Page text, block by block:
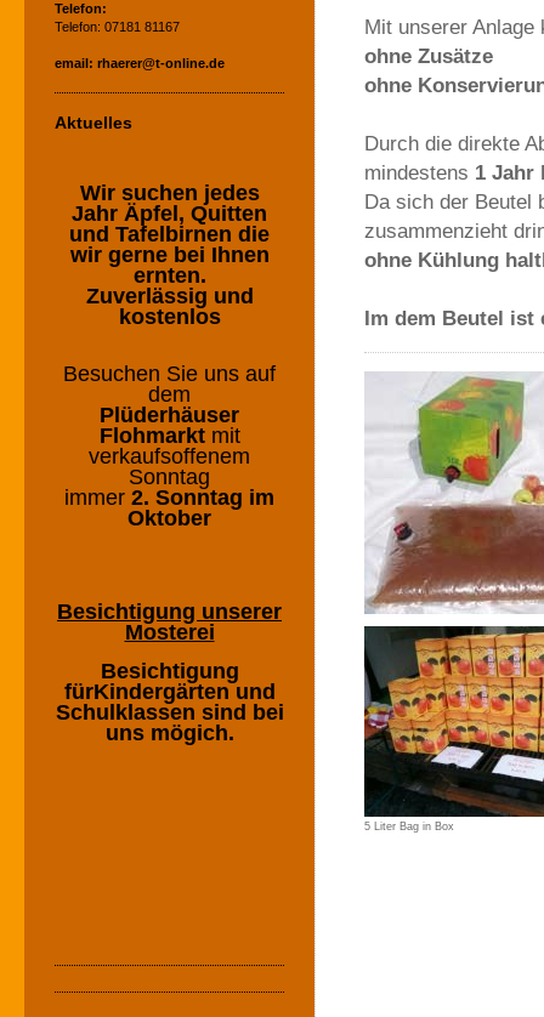
Mit unserer
ohne Zusätze
ohne
Durch die direkte
mindestens 1 Jahr
Da sich der Beutel
zusammenzieht
ohne Kühlung
Im dem Beutel ist
5 Liter Bag in Box
Telefon:
Telefon: 07181 81167
email: rhaerer@t-online.de
Aktuelles
Wir suchen jedes
Jahr Äpfel, Quitten
und Tafelbirnen die
wir gerne bei Ihnen
ernten.
Zuverlässig und
kostenlos
Besuchen Sie uns auf
dem
Plüderhäuser
Flohmarktmit
verkaufsoffenem
Sonntag
immer 2. Sonntag im
Oktober
Besichtigung unserer
Mosterei
Besichtigung
fürKindergärten und
Schulklassen sind bei
uns mögich.